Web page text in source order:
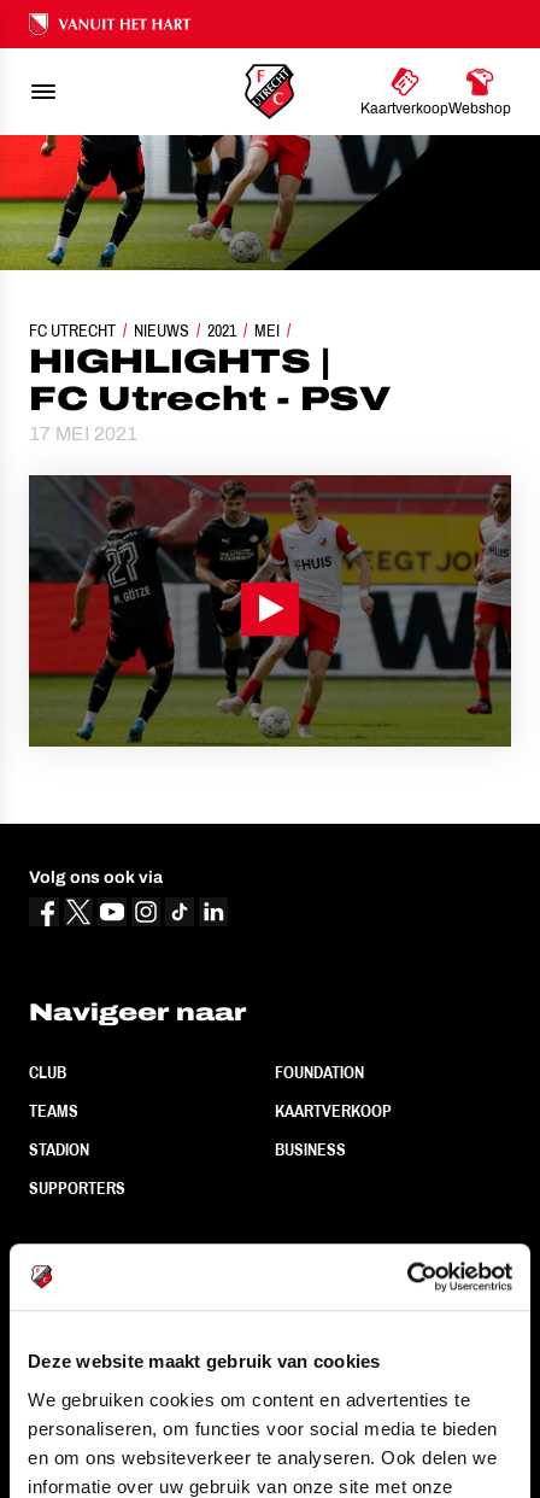
Deze website maakt gebruik van cookies
We gebruiken cookies om content en advertenties te
personaliseren, om functies voor social media te bieden
en om ons websiteverkeer te analyseren. Ook delen we
informatie over uw gebruik van onze site met onze
Ons nalatenschap
KaartverkoopWebshop
FC UTRECHT NIEUWS 2021 MEI
HIGHLIGHTS | FC UTRECHT - PSV
HIGHLIGHTS |
FC Utrecht - PSV
17 MEI 2021
Volg ons ook via
Navigeer naar
CLUB
TEAMS
STADION
SUPPORTERS
FOUNDATION
KAARTVERKOOP
BUSINESS
Informatie
VEELGESTELDE VRAGEN
CONTACT
WERKEN BIJ